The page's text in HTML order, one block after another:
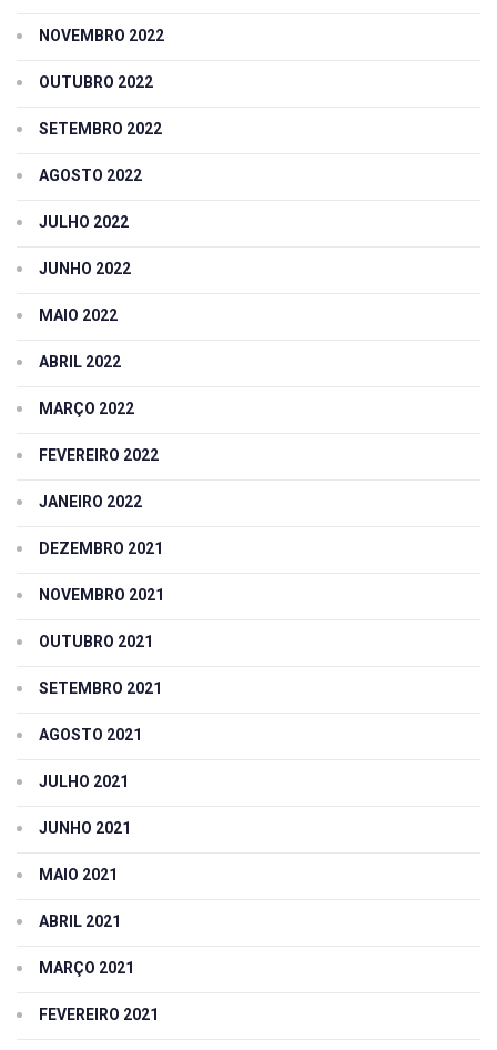
NOVEMBRO 2022
OUTUBRO 2022
SETEMBRO 2022
AGOSTO 2022
JULHO 2022
JUNHO 2022
MAIO 2022
ABRIL 2022
MARÇO 2022
FEVEREIRO 2022
JANEIRO 2022
DEZEMBRO 2021
NOVEMBRO 2021
OUTUBRO 2021
SETEMBRO 2021
AGOSTO 2021
JULHO 2021
JUNHO 2021
MAIO 2021
ABRIL 2021
MARÇO 2021
FEVEREIRO 2021